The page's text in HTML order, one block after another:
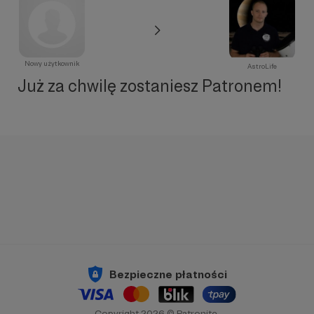
Nowy użytkownik AstroLife
Już za chwilę zostaniesz Patronem!
Bezpieczne płatności